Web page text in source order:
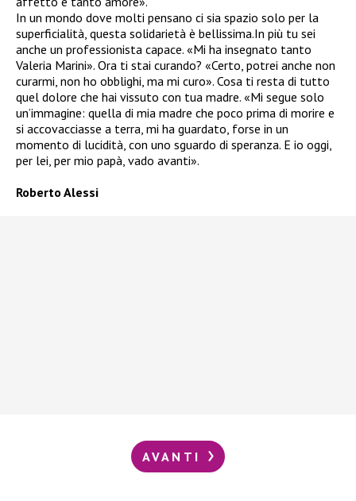
In un mondo dove molti pensano ci sia spazio solo per la
superficialità, questa solidarietà è bellissima.In più tu sei
anche un professionista capace. «Mi ha insegnato tanto
Valeria Marini». Ora ti stai curando? «Certo, potrei anche non
curarmi, non ho obblighi, ma mi curo». Cosa ti resta di tutto
quel dolore che hai vissuto con tua madre. «Mi segue solo
un’immagine: quella di mia madre che poco prima di morire e
si accovacciasse a terra, mi ha guardato, forse in un
momento di lucidità, con uno sguardo di speranza. E io oggi,
per lei, per mio papà, vado avanti».
Roberto Alessi
AVANTI